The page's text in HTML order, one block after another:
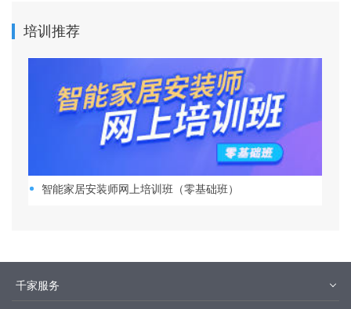
培训推荐
智能家居安装师网上培训班（零基础班）
千家服务